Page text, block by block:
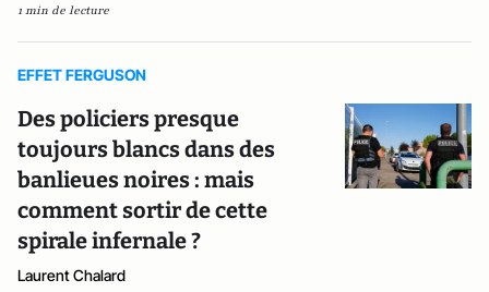
1 min de lecture
EFFET FERGUSON
Des policiers presque
toujours blancs dans des
banlieues noires : mais
comment sortir de cette
spirale infernale ?
Laurent Chalard